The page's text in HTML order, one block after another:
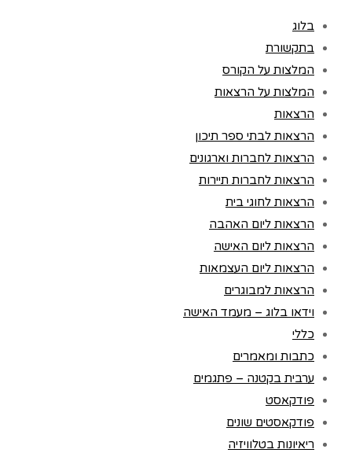
בלוג
בתקשורת
המלצות על הקורס
המלצות על הרצאות
הרצאות
הרצאות לבתי ספר תיכון
הרצאות לחברות וארגונים
הרצאות לחברות תיירות
הרצאות לחוגי בית
הרצאות ליום האהבה
הרצאות ליום האישה
הרצאות ליום העצמאות
הרצאות למבוגרים
וידאו בלוג – מעמד האישה
כללי
כתבות ומאמרים
ערבית בקטנה – פתגמים
פודקאסט
פודקאסטים שונים
ריאיונות בטלוויזיה